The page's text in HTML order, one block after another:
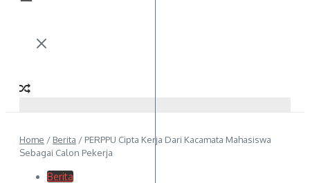
Home / Berita / PERPPU Cipta Kerja Dari Kacamata Mahasiswa
Sebagai Calon Pekerja
Berita